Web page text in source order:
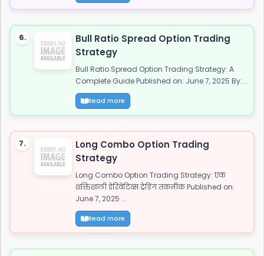
6.
Bull Ratio Spread Option Trading
Strategy
Bull Ratio Spread Option Trading Strategy: A
Complete Guide Published on: June 7, 2025 By:...
Read more
7.
Long Combo Option Trading
Strategy
Long Combo Option Trading Strategy: एक
शक्तिशाली डेरिवेटिव्स ट्रेडिंग तकनीक Published on:
June 7, 2025 ...
Read more